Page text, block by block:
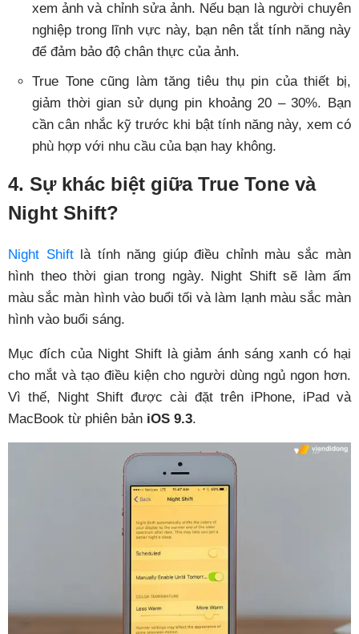
xem ảnh và chỉnh sửa ảnh. Nếu bạn là người chuyên
nghiệp trong lĩnh vực này, bạn nên tắt tính năng này
để đảm bảo độ chân thực của ảnh.
True Tone cũng làm tăng tiêu thụ pin của thiết bị,
giảm thời gian sử dụng pin khoảng 20 – 30%. Bạn
cần cân nhắc kỹ trước khi bật tính năng này, xem có
phù hợp với nhu cầu của bạn hay không.
4. Sự khác biệt giữa True Tone và
Night Shift?
Night Shift là tính năng giúp điều chỉnh màu sắc màn
hình theo thời gian trong ngày. Night Shift sẽ làm ấm
màu sắc màn hình vào buổi tối và làm lạnh màu sắc màn
hình vào buổi sáng.
Mục đích của Night Shift là giảm ánh sáng xanh có hại
cho mắt và tạo điều kiện cho người dùng ngủ ngon hơn.
Vì thế, Night Shift được cài đặt trên iPhone, iPad và
MacBook từ phiên bản iOS 9.3.